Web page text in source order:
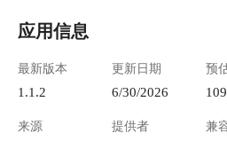
应用信息
最新版本
1.1.2
更新日期
6/30/2026
预
来源 提供者 兼